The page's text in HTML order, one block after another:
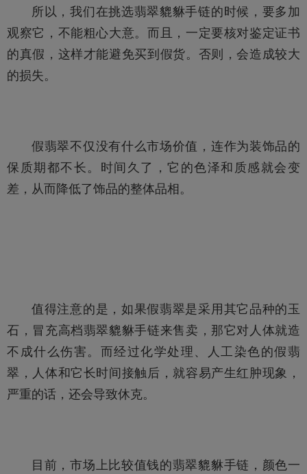
所以，我们在挑选翡翠貔貅手链的时候，要多加
观察它，不能粗心大意。而且，一定要核对鉴定证书
的真假，这样才能避免买到假货。否则，会造成较大
的损失。
假翡翠不仅没有什么市场价值，连作为装饰品的
保质期都不长。时间久了，它的色泽和质感就会变
差，从而降低了饰品的整体品相。
值得注意的是，如果假翡翠是采用其它品种的玉
石，冒充高档翡翠貔貅手链来售卖，那它对人体就造
不成什么伤害。而经过化学处理、人工染色的假翡
翠，人体和它长时间接触后，就容易产生红肿现象，
严重的话，还会导致休克。
目前，市场上比较值钱的翡翠貔貅手链 ，颜色一